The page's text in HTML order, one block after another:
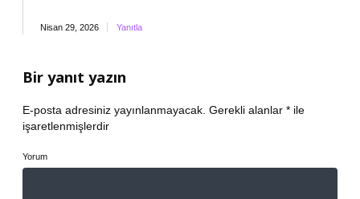
Nisan 29, 2026 Yanıtla
Bir yanıt yazın
E-posta adresiniz yayınlanmayacak. Gerekli alanlar * ile
işaretlenmişlerdir
Yorum